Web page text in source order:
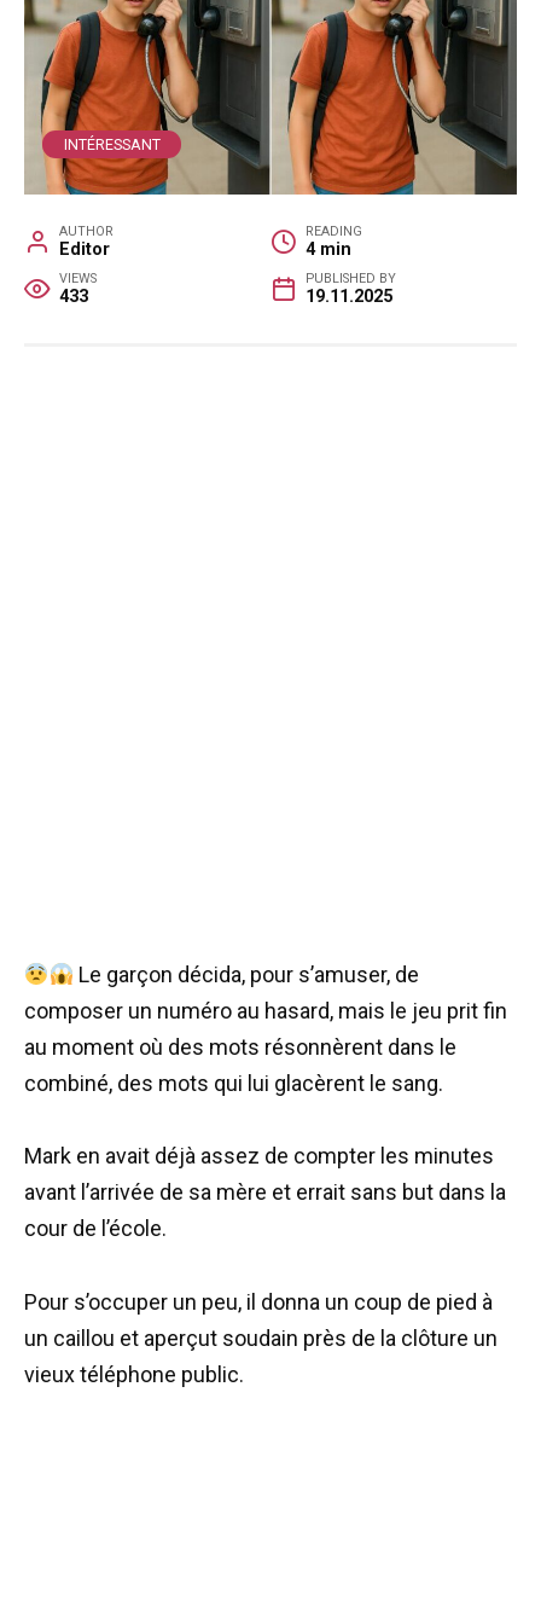
INTÉRESSANT
AUTHOR
Editor
READING
4 min
VIEWS
433
PUBLISHED BY
19.11.2025
Le garçon décida, pour s’amuser, de
composer un numéro au hasard, mais le jeu prit fin
au moment où des mots résonnèrent dans le
combiné, des mots qui lui glacèrent le sang.
Mark en avait déjà assez de compter les minutes
avant l’arrivée de sa mère et errait sans but dans la
cour de l’école.
Pour s’occuper un peu, il donna un coup de pied à
un caillou et aperçut soudain près de la clôture un
vieux téléphone public.